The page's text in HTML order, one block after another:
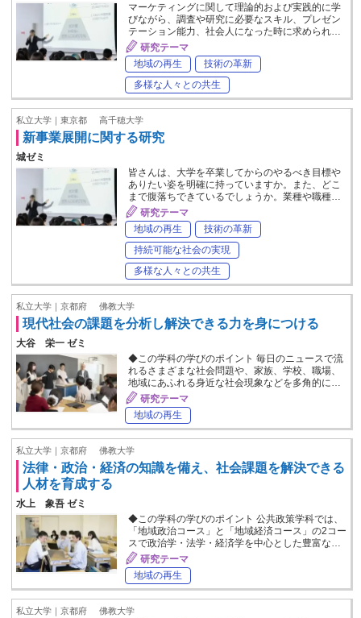
マーケティングに関して理論的および実践的に学
びながら、調査や研究に必要なスキル、プレゼン
テーション能力、社会人になった時に求められ…
研究テーマ
地域の再生
技術の革新
多様な人々との共生
私立大学｜東京都 高千穂大学
新事業展開に関する研究
城ゼミ
皆さんは、大学を卒業してからのやるべき目標や
ありたい姿を明確に持っていますか。また、どこ
まで腹落ちできているでしょうか。業種や職種…
研究テーマ
地域の再生
技術の革新
持続可能な社会の実現
多様な人々との共生
私立大学｜京都府 佛教大学
現代社会の課題を分析し解決できる力を身につける
大谷 栄一 ゼミ
◆この学科の学びのポイント 毎日のニュースで流
れるさまざまな社会問題や、家族、学校、職場、
地域にあふれる身近な社会現象などを多角的に…
研究テーマ
地域の再生
私立大学｜京都府 佛教大学
法律・政治・経済の知識を備え、社会課題を解決できる
人材を育成する
水上 象吾 ゼミ
◆この学科の学びのポイント 公共政策学科では、
「地域政治コース」と「地域経済コース」の2コー
スで政治学・法学・経済学を中心とした豊富な…
研究テーマ
地域の再生
私立大学｜京都府 佛教大学